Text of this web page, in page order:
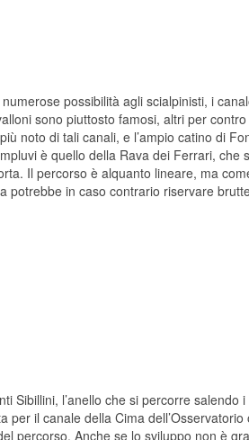
possibilità agli scialpinisti, i
sono piuttosto famosi, altri per
noto di tali canali, e l’ampio catino di
è quello della Rava dei Ferrari,
Il percorso è alquanto lineare, ma
potrebbe in caso contrario riservare
Sibillini, l’anello che si percorre
per il canale della Cima
percorso. Anche se lo sviluppo non è